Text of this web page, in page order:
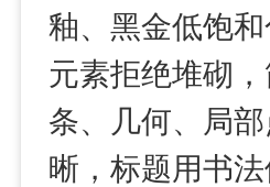
釉、黑金低饱
元素拒绝堆砌
条、几何、局
晰，标题用书